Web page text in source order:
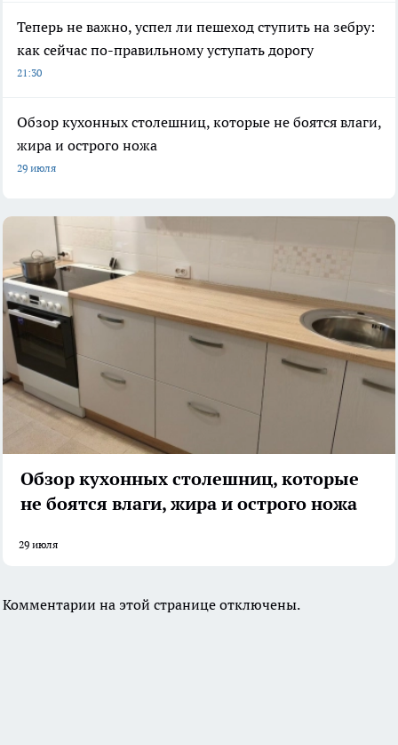
Теперь не важно, успел ли пешеход ступить на зебру:
как сейчас по-правильному уступать дорогу
21:30
Обзор кухонных столешниц, которые не боятся влаги,
жира и острого ножа
29 июля
Обзор кухонных столешниц, которые
не боятся влаги, жира и острого ножа
29 июля
Комментарии на этой странице отключены.